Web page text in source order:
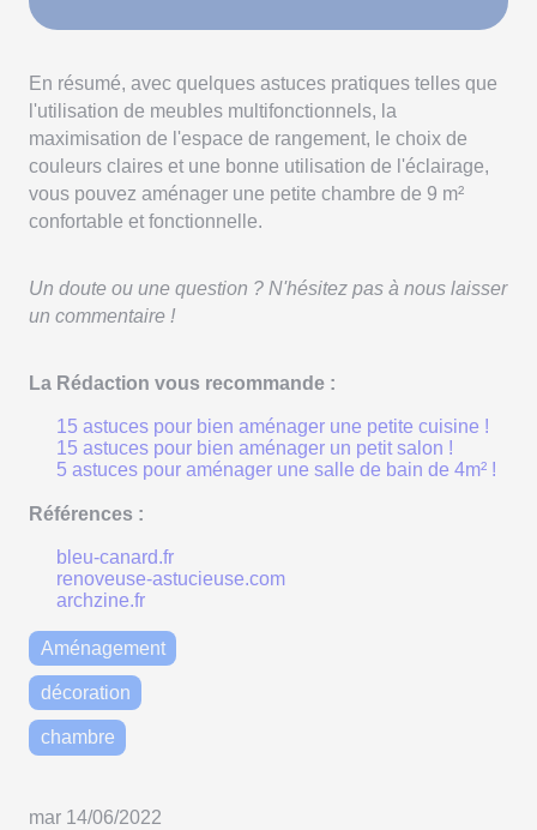
En résumé, avec quelques astuces pratiques telles que
l'utilisation de meubles multifonctionnels, la
maximisation de l'espace de rangement, le choix de
couleurs claires et une bonne utilisation de l'éclairage,
vous pouvez aménager une petite chambre de 9 m²
confortable et fonctionnelle.
Un doute ou une question ? N'hésitez pas à nous laisser
un commentaire !
La Rédaction vous recommande :
15 astuces pour bien aménager une petite cuisine !
15 astuces pour bien aménager un petit salon !
5 astuces pour aménager une salle de bain de 4m² !
Références :
bleu-canard.fr
renoveuse-astucieuse.com
archzine.fr
Aménagement
décoration
chambre
mar 14/06/2022